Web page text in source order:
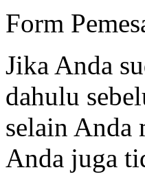
Form
Jika Anda
dahulu
selain Anda
Anda juga